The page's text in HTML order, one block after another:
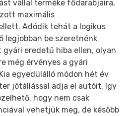
vállal terméke fődarabjaira,
maximális
Adódik tehát a logikus
legjobban be szeretnénk
eredetű hiba ellen, olyan
még érvényes a gyári
egyedülálló módon hét év
jótállással adja el autóit, így
hogy nem csak
vehetjük meg, de később